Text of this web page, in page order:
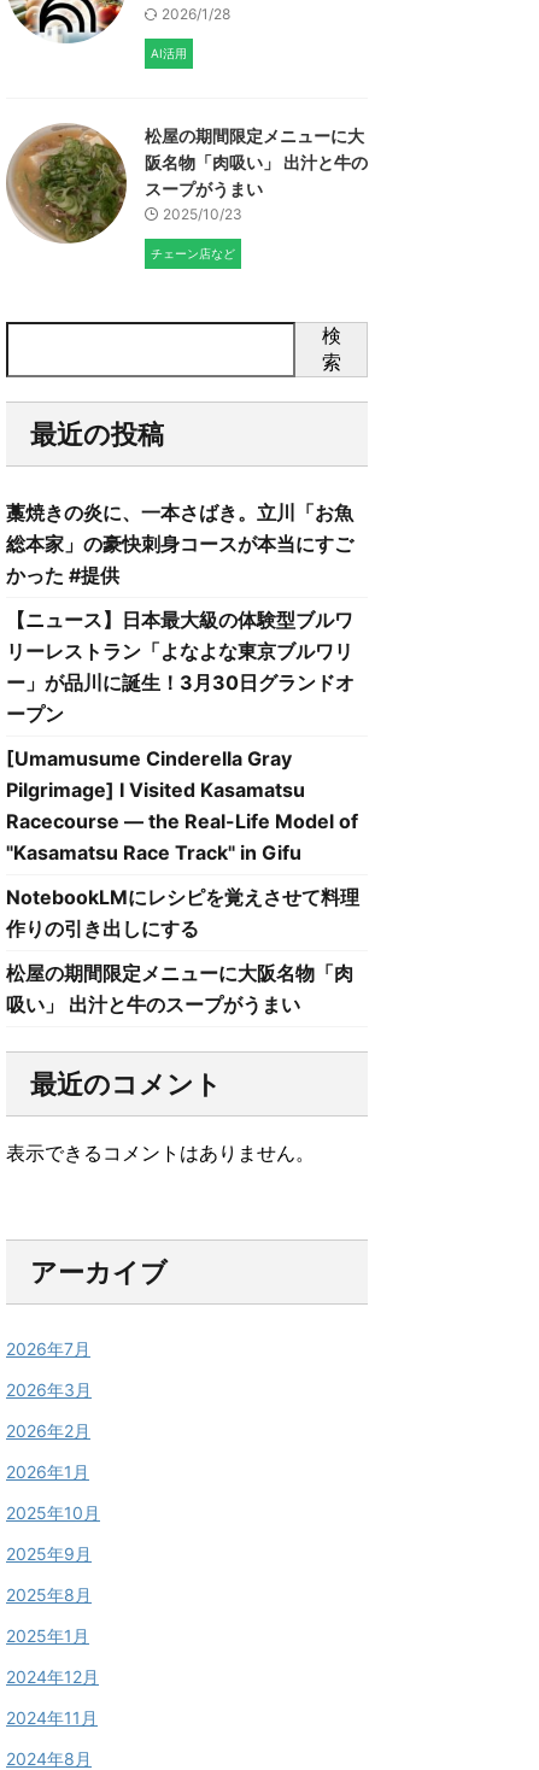
2026/1/28
AI活用
松屋の期間限定メニューに大
阪名物「肉吸い」 出汁と牛の
スープがうまい
2025/10/23
チェーン店など
検
索
最近の投稿
藁焼きの炎に、一本さばき。立川「お魚
総本家」の豪快刺身コースが本当にすご
かった #提供
【ニュース】日本最大級の体験型ブルワ
リーレストラン「よなよな東京ブルワリ
ー」が品川に誕生！3月30日グランドオ
ープン
[Umamusume Cinderella Gray
Pilgrimage] I Visited Kasamatsu
Racecourse — the Real-Life Model of
"Kasamatsu Race Track" in Gifu
NotebookLMにレシピを覚えさせて料理
作りの引き出しにする
松屋の期間限定メニューに大阪名物「肉
吸い」 出汁と牛のスープがうまい
最近のコメント
表示できるコメントはありません。
アーカイブ
2026年7月
2026年3月
2026年2月
2026年1月
2025年10月
2025年9月
2025年8月
2025年1月
2024年12月
2024年11月
2024年8月